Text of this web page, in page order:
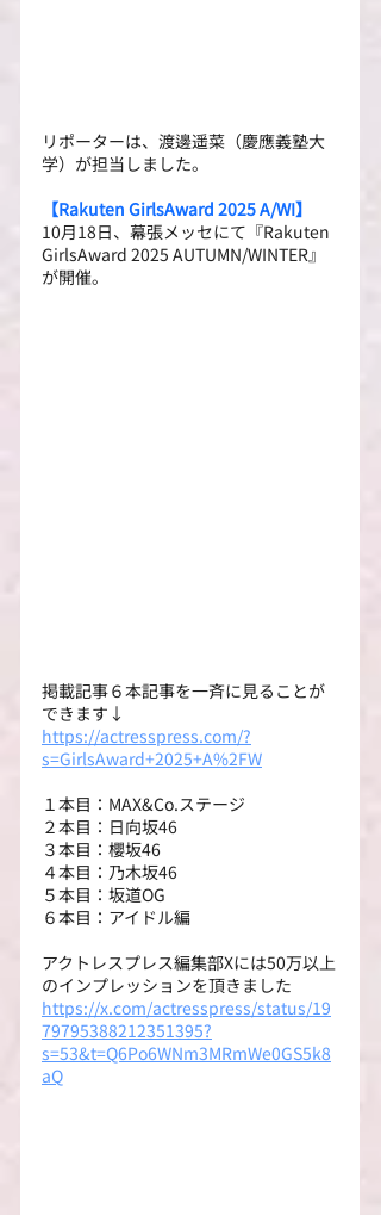
リポーターは、渡邊遥菜（慶應義塾大
学）が担当しました。
【Rakuten GirlsAward 2025 A/WI】
10月18日、幕張メッセにて『Rakuten
GirlsAward 2025 AUTUMN/WINTER』
が開催。
掲載記事６本記事を一斉に見ることが
できます↓
https://actresspress.com/?
s=GirlsAward+2025+A%2FW
１本目：MAX&Co.ステージ
２本目：日向坂46
３本目：櫻坂46
４本目：乃木坂46
５本目：坂道OG
６本目：アイドル編
アクトレスプレス編集部Xには50万以上
のインプレッションを頂きました
https://x.com/actresspress/status/19
79795388212351395?
s=53&t=Q6Po6WNm3MRmWe0GS5k8
aQ